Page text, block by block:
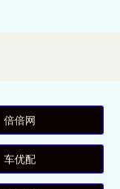
倍倍网
车优配